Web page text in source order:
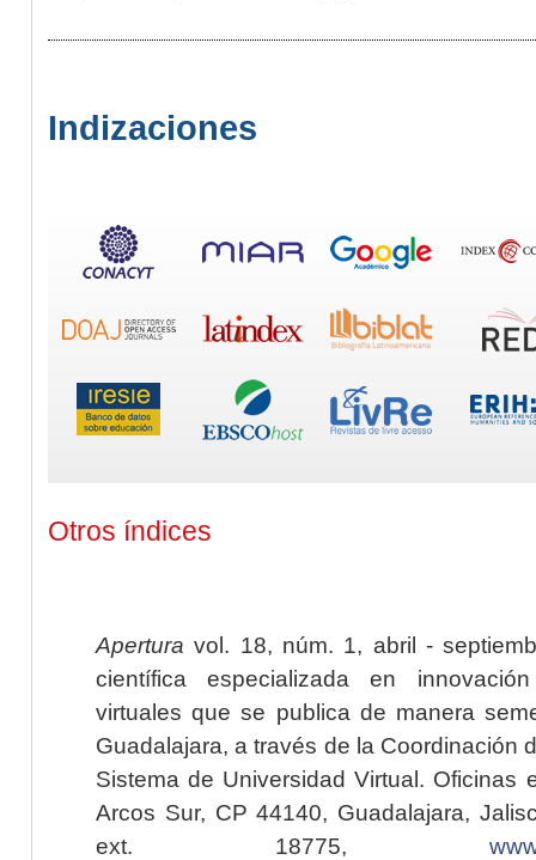
Indizaciones
Otros índices
Apertura vol. 18, núm. 1, abril -
científica especializada en
virtuales que se publica de manera
Guadalajara, a través de la Coordinación
Sistema de Universidad Virtual. Oficinas
Arcos Sur, CP 44140, Guadalajara,
ext. 18775,